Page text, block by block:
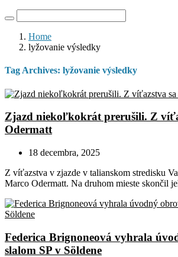
Home
lyžovanie výsledky
Tag Archives: lyžovanie výsledky
Zjazd niekoľkokrát prerušili. Z
Odermatt
18 decembra, 2025
Z víťazstva v zjazde v talianskom stredisku
Marco Odermatt. Na druhom mieste skončil
Federica Brignoneová vyhrala
slalom SP v Söldene